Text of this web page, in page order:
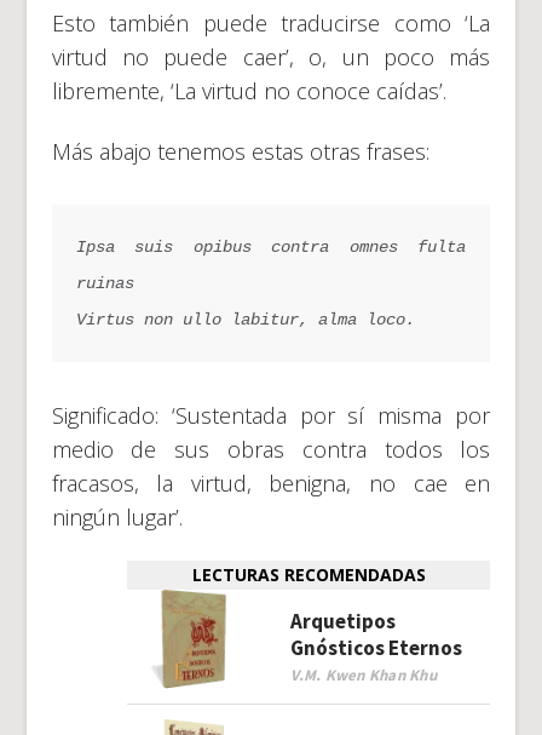
Esto también puede traducirse como ‘La
virtud no puede caer’, o, un poco más
libremente, ‘La virtud no conoce caídas’.
Más abajo tenemos estas otras frases:
Ipsa suis opibus contra omnes fulta
ruinas
Virtus non ullo labitur, alma loco.
Significado: ‘Sustentada por sí misma por
medio de sus obras contra todos los
fracasos, la virtud, benigna, no cae en
ningún lugar’.
LECTURAS RECOMENDADAS
Arquetipos
Gnósticos Eternos
V.M. Kwen Khan Khu